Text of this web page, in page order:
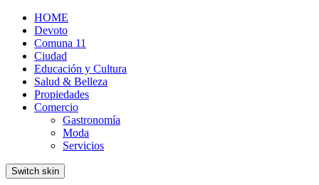
HOME
Devoto
Comuna 11
Ciudad
Educación y Cultura
Salud & Belleza
Propiedades
Comercio
Gastronomía
Moda
Servicios
Switch skin